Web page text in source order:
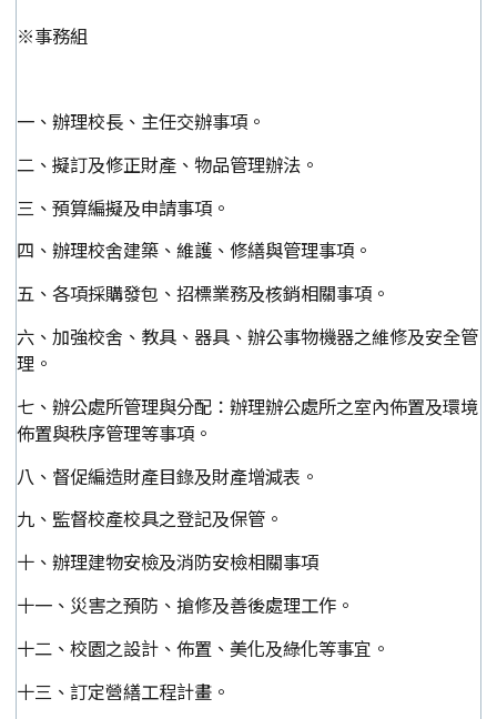
※事務組
一、辦理校長、主任交辦事項。
二、擬訂及修正財產、物品管理辦法。
三、預算編擬及申請事項。
四、辦理校舍建築、維護、修繕與管理事項。
五、各項採購發包、招標業務及核銷相關事項。
六、加強校舍、教具、器具、辦公事物機器之維修及安全管
理。
七、辦公處所管理與分配：辦理辦公處所之室內佈置及環境
佈置與秩序管理等事項。
八、督促編造財產目錄及財產增減表。
九、監督校產校具之登記及保管。
十、辦理建物安檢及消防安檢相關事項
十一、災害之預防、搶修及善後處理工作。
十二、校園之設計、佈置、美化及綠化等事宜。
十三、訂定營繕工程計畫。